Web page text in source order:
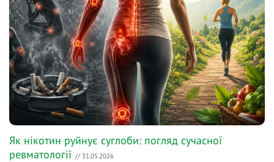
Як нікотин руйнує суглоби: погляд сучасної
ревматології // 31.05.2026